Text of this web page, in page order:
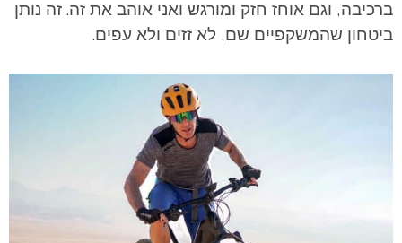
ברכיבה, וגם אוחז חזק ומורגש ואני אוהב את זה. זה נותן
ביטחון שהמשקפיים שם, לא זזים ולא עפים.